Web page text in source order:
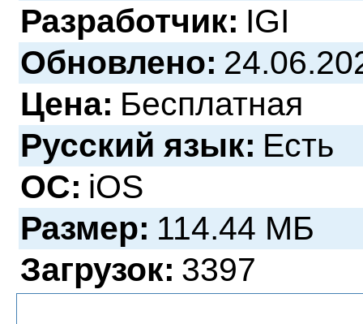
Разработчик: IGI
Обновлено:
Цена: Бесплатная
Русский язык: Есть
ОС: iOS
Размер: 114.44 МБ
Загрузок: 3397